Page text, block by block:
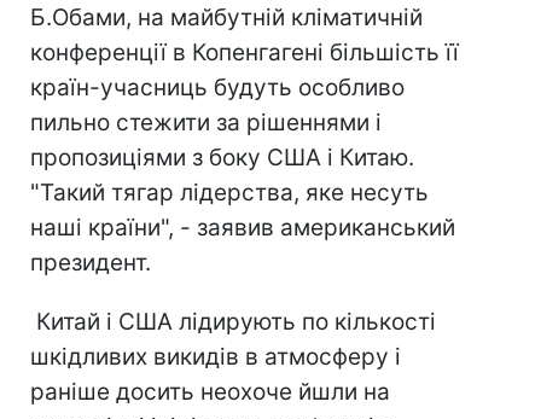
Б.Обами, на майбутній кліматичній
конференції в Копенгагені більшість її
країн-учасниць будуть особливо
пильно стежити за рішеннями і
пропозиціями з боку США і Китаю.
"Такий тягар лідерства, яке несуть
наші країни", - заявив американський
президент.
Китай і США лідирують по кількості
шкідливих викидів в атмосферу і
раніше досить неохоче йшли на